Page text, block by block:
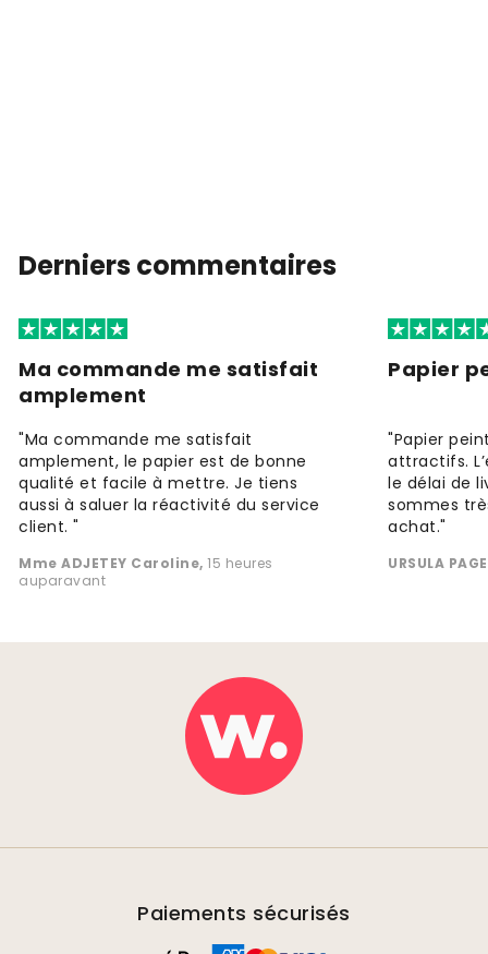
Derniers commentaires
Ma commande me satisfait
amplement
"Ma commande me satisfait
amplement, le papier est de bonne
qualité et facile à mettre. Je tiens
aussi à saluer la réactivité du service
client. "
Mme ADJETEY Caroline, 15 heures
auparavant
Papier
"Papier
attractifs.
le délai de
sommes
achat."
URSULA
Paiements sécurisés